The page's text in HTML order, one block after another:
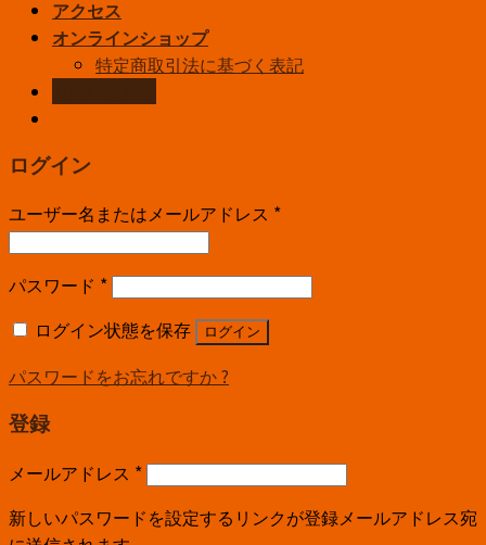
アクセス
オンラインショップ
特定商取引法に基づく表記
ログイン
ユーザー名またはメールアドレス *
パスワード *
ログイン状態を保存
ログイン
パスワードをお忘れですか ?
登録
メールアドレス *
新しいパスワードを設定するリンクが登録メールアドレス宛